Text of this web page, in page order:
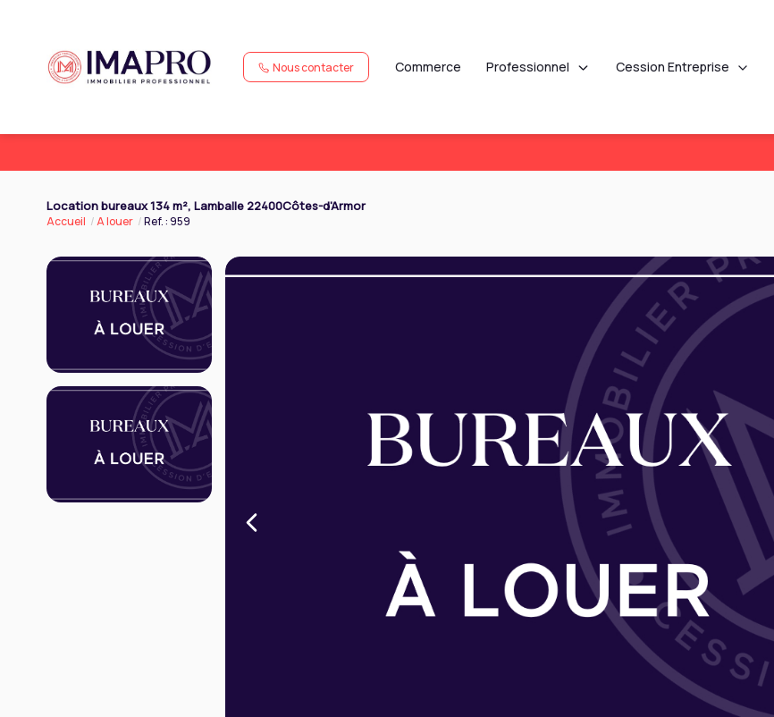
Nous contacter Commerce Professionnel Cession Entreprise
Location bureaux 134 m², Lamballe 22400Côtes-d'Armor
Accueil A louer Ref. : 959